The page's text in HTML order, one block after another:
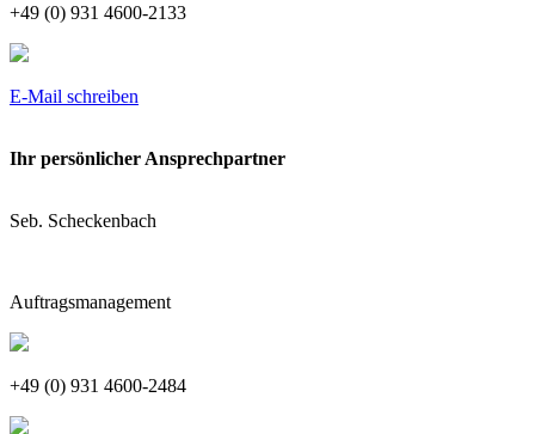
+49 (0) 931 4600-2133
E-Mail schreiben
Ihr persönlicher Ansprechpartner
Seb. Scheckenbach
Auftragsmanagement
+49 (0) 931 4600-2484